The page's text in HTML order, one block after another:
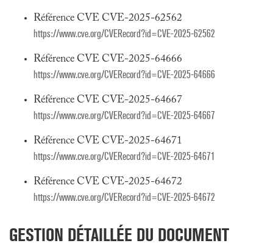
Référence CVE CVE-2025-62562
https://www.cve.org/CVERecord?id=CVE-2025-62562
Référence CVE CVE-2025-64666
https://www.cve.org/CVERecord?id=CVE-2025-64666
Référence CVE CVE-2025-64667
https://www.cve.org/CVERecord?id=CVE-2025-64667
Référence CVE CVE-2025-64671
https://www.cve.org/CVERecord?id=CVE-2025-64671
Référence CVE CVE-2025-64672
https://www.cve.org/CVERecord?id=CVE-2025-64672
GESTION DÉTAILLÉE DU DOCUMENT